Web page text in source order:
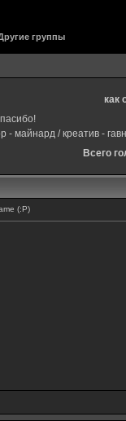
группы
как
- майнард / креатив -
Всего
(:P)